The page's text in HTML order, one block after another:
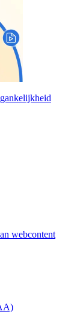
webcontent